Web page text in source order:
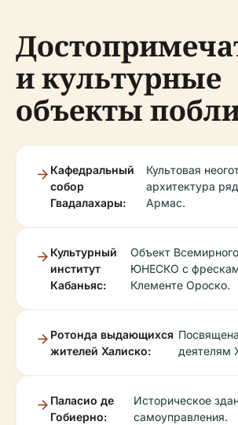
и культурные
объекты
Кафедральный
собор
Гвадалахары:
Культовая
архитектура
Армас.
Культурный
институт
Кабаньяс:
Объект
ЮНЕСКО с
Клементе Ороско.
Ротонда выдающихся
жителей Халиско:
деятелям
Паласио де
Гобиерно:
Историческое
самоуправления.